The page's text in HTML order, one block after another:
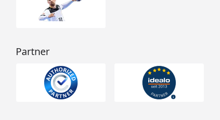
Partner